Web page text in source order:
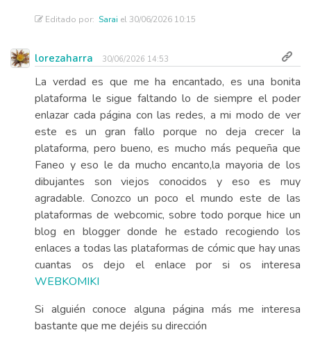
Editado por: Sarai el 30/06/2026 10:15
lorezaharra 30/06/2026 14:53
La verdad es que me ha encantado, es una bonita
plataforma le sigue faltando lo de siempre el poder
enlazar cada página con las redes, a mi modo de ver
este es un gran fallo porque no deja crecer la
plataforma, pero bueno, es mucho más pequeña que
Faneo y eso le da mucho encanto,la mayoria de los
dibujantes son viejos conocidos y eso es muy
agradable. Conozco un poco el mundo este de las
plataformas de webcomic, sobre todo porque hice un
blog en blogger donde he estado recogiendo los
enlaces a todas las plataformas de cómic que hay unas
cuantas os dejo el enlace por si os interesa
WEBKOMIKI
Si alguién conoce alguna página más me interesa
bastante que me dejéis su dirección